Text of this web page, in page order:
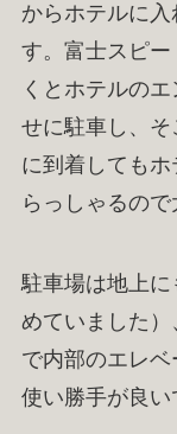
からホテルに
す。富士スピ
くとホテルの
せに駐車し、
に到着しても
らっしゃるので
駐車場は地上
めていました）
で内部のエレ
使い勝手が良い